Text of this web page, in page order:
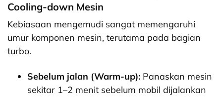
Cooling-down Mesin
Kebiasaan mengemudi sangat memengaruhi
umur komponen mesin, terutama pada bagian
turbo.
Sebelum jalan (Warm-up): Panaskan mesin
sekitar 1–2 menit sebelum mobil dijalankan